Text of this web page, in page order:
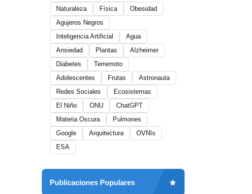
Naturaleza
Física
Obesidad
Agujeros Negros
Inteligencia Artificial
Agua
Ansiedad
Plantas
Alzheimer
Diabetes
Terremoto
Adolescentes
Frutas
Astronauta
Redes Sociales
Ecosistemas
El Niño
ONU
ChatGPT
Materia Oscura
Pulmones
Google
Arquitectura
OVNIs
ESA
Publicaciones Populares